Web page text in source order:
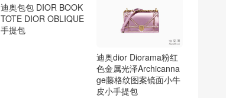
迪奥包包 DIOR BOOK
TOTE DIOR OBLIQUE
手提包
迪奥dior Diorama粉红
色金属光泽Archicanna
ge藤格纹图案镜面小牛
皮小手提包